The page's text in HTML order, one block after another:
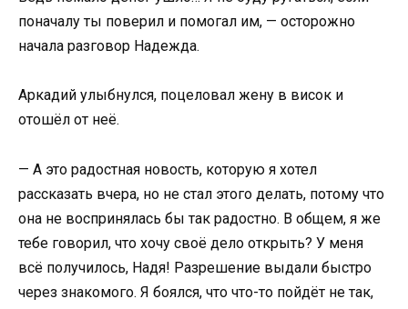
поначалу ты поверил и помогал им, — осторожно
начала разговор Надежда.
Аркадий улыбнулся, поцеловал жену в висок и
отошёл от неё.
— А это радостная новость, которую я хотел
рассказать вчера, но не стал этого делать, потому что
она не воспринялась бы так радостно. В общем, я же
тебе говорил, что хочу своё дело открыть? У меня
всё получилось, Надя! Разрешение выдали быстро
через знакомого. Я боялся, что что-то пойдёт не так,